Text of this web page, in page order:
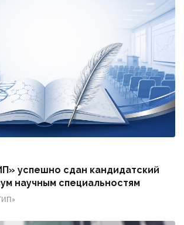
успешно сдан кандидатский
научным специальностям